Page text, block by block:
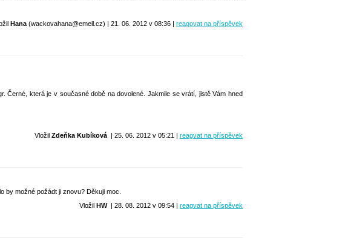
Hana (wackovahana@emeil.cz) | 21. 06. 2012 v 08:36 | reagovat na příspěvek
Černé, která je v současné době na dovolené. Jakmile se vrátí, jistě Vám hned
Vložil Zdeňka Kubíková | 25. 06. 2012 v 05:21 | reagvat na příspěvek
by možné požádt ji znovu? Děkuji moc.
Vložil HW| 28. 08. 2012 v 09:54 | reagvat na příspěvek